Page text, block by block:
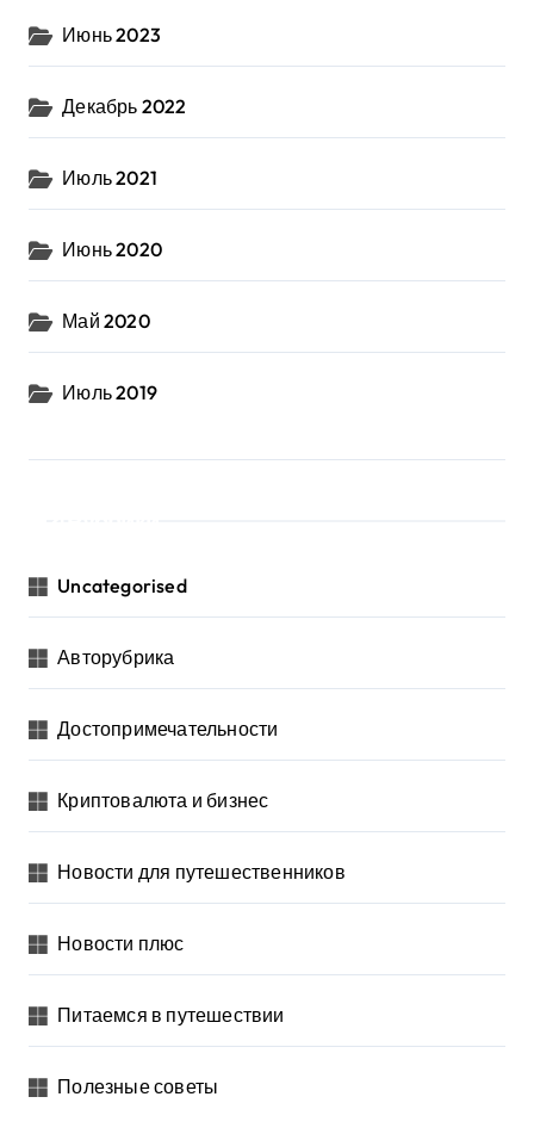
Июнь 2023
Декабрь 2022
Июль 2021
Июнь 2020
Май 2020
Июль 2019
Uncategorised
Авторубрика
Достопримечательности
Криптовалюта и бизнес
Новости для путешественников
Новости плюс
Питаемся в путешествии
Полезные советы